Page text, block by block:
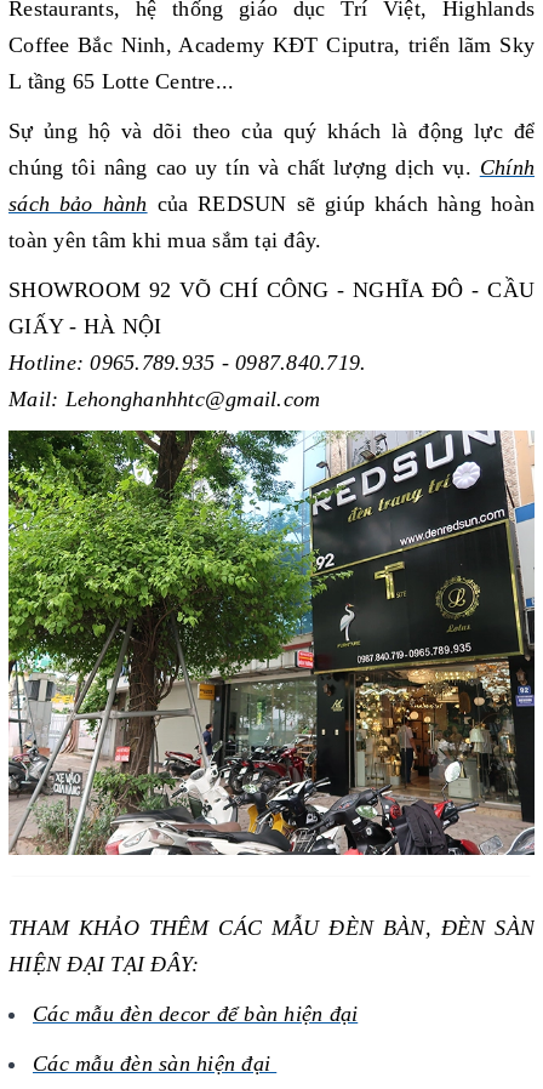
Restaurants, hệ thống giáo dục Trí Việt, Highlands
Coffee Bắc Ninh, Academy KĐT Ciputra, triển lãm Sky
L tầng 65 Lotte Centre...
Sự ủng hộ và dõi theo của quý khách là động lực để
chúng tôi nâng cao uy tín và chất lượng dịch vụ. Chính
sách bảo hành của REDSUN sẽ giúp khách hàng hoàn
toàn yên tâm khi mua sắm tại đây.
SHOWROOM 92 VÕ CHÍ CÔNG - NGHĨA ĐÔ - CẦU
GIẤY - HÀ NỘI
Hotline: 0965.789.935 - 0987.840.719.
Mail: Lehonghanhhtc@gmail.com
THAM KHẢO THÊM CÁC MẪU ĐÈN BÀN, ĐÈN SÀN
HIỆN ĐẠI TẠI ĐÂY:
Các mẫu đèn decor để bàn hiện đại
Các mẫu đèn sàn hiện đại